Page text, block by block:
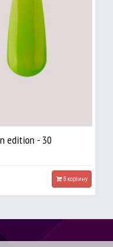
edition - 30
В корзину